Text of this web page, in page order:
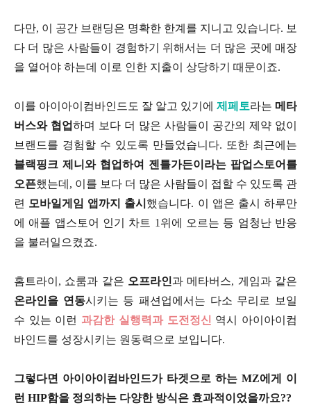
다만, 이 공간 브랜딩은 명확한 한계를 지니고 있습니다. 보
다 더 많은 사람들이 경험하기 위해서는 더 많은 곳에 매장
을 열어야 하는데 이로 인한 지출이 상당하기 때문이죠.
이를 아이아이컴바인드도 잘 알고 있기에 제페토라는 메타
버스와 협업하며 보다 더 많은 사람들이 공간의 제약 없이
브랜드를 경험할 수 있도록 만들었습니다. 또한 최근에는
블랙핑크 제니와 협업하여 젠틀가든이라는 팝업스토어를
오픈했는데, 이를 보다 더 많은 사람들이 접할 수 있도록 관
련 모바일게임 앱까지 출시 했습니다. 이 앱은 출시 하루만
에 애플 앱스토어 인기 차트 1위에 오르는 등 엄청난 반응
을 불러일으켰죠.
홈트라이, 쇼룸과 같은 오프라인과 메타버스, 게임과 같은
온라인을 연동시키는 등 패션업에서는 다소 무리로 보일
수 있는 이런 과감한 실행력과 도전정신 역시 아이아이컴
바인드를 성장시키는 원동력으로 보입니다.
그렇다면 아이아이컴바인드가 타겟으로 하는 MZ에게 이
런 HIP함을 정의하는 다양한 방식은 효과적이었을까요??